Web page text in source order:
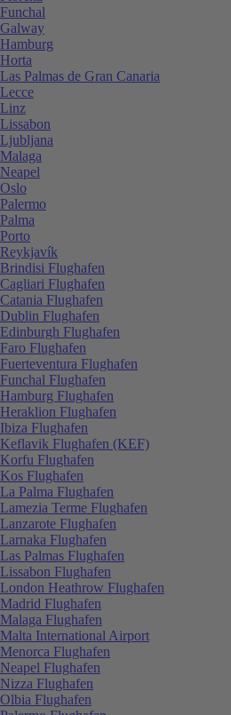
Funchal
Galway
Hamburg
Horta
Las Palmas de Gran Canaria
Lecce
Linz
Lissabon
Ljubljana
Malaga
Neapel
Oslo
Palermo
Palma
Porto
Reykjavík
Brindisi Flughafen
Cagliari Flughafen
Catania Flughafen
Dublin Flughafen
Edinburgh Flughafen
Faro Flughafen
Fuerteventura Flughafen
Funchal Flughafen
Hamburg Flughafen
Heraklion Flughafen
Ibiza Flughafen
Keflavik Flughafen (KEF)
Korfu Flughafen
Kos Flughafen
La Palma Flughafen
Lamezia Terme Flughafen
Lanzarote Flughafen
Larnaka Flughafen
Las Palmas Flughafen
Lissabon Flughafen
London Heathrow Flughafen
Madrid Flughafen
Malaga Flughafen
Malta International Airport
Menorca Flughafen
Neapel Flughafen
Nizza Flughafen
Olbia Flughafen